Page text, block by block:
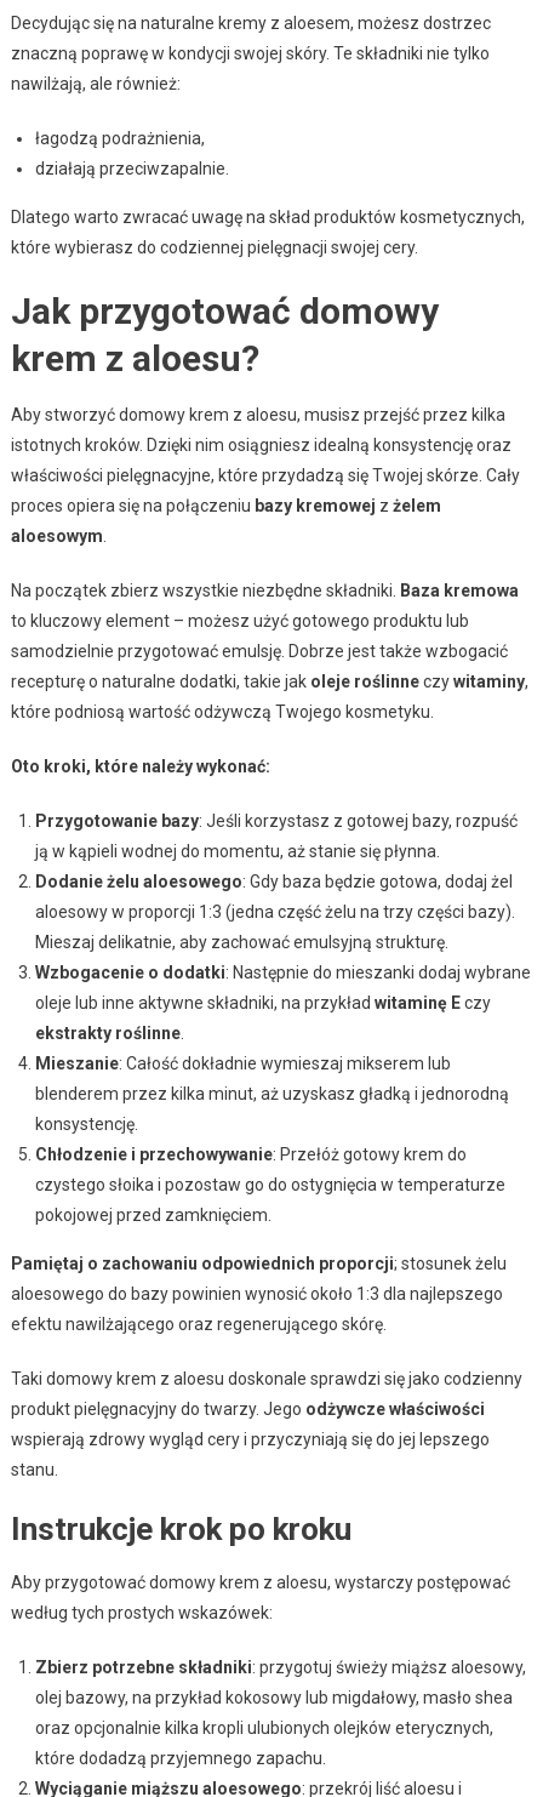
Decydując się na naturalne kremy z aloesem, możesz dostrzec
znaczną poprawę w kondycji swojej skóry. Te składniki nie tylko
nawilżają, ale również:
łagodzą podrażnienia,
działają przeciwzapalnie.
Dlatego warto zwracać uwagę na skład produktów kosmetycznych,
które wybierasz do codziennej pielęgnacji swojej cery.
Jak przygotować domowy
krem z aloesu?
Aby stworzyć domowy krem z aloesu, musisz przejść przez kilka
istotnych kroków. Dzięki nim osiągniesz idealną konsystencję oraz
właściwości pielęgnacyjne, które przydadzą się Twojej skórze. Cały
proces opiera się na połączeniu bazy kremowej z żelem
aloesowym
Na początek zbierz wszystkie niezbędne składniki.
Baza kremowa
to kluczowy element – możesz użyć gotowego produktu lub
samodzielnie przygotować emulsję. Dobrze jest także wzbogacić
recepturę o naturalne dodatki, takie jak oleje roślinneczywitaminy,
które podniosą wartość odżywczą Twojego kosmetyku.
Oto kroki, które należy wykonać:
Przygotowanie bazy: Jeśli korzystasz z gotowej bazy, rozpuść
ją w kąpieli wodnej do momentu, aż stanie się płynna.
Dodanie żelu aloesowego: Gdy baza będzie gotowa, dodaj żel
aloesowy w proporcji 1:3 (jedna część żelu na trzy części bazy).
Mieszaj delikatnie, aby zachować emulsyjną strukturę.
Wzbogacenie o dodatki: Następnie do mieszanki dodaj wybrane
oleje lub inne aktywne składniki, na przykład witaminę Eczy
ekstrakty roślinne.
Mieszanie: Całość dokładnie wymieszaj mikserem lub
blenderem przez kilka minut, aż uzyskasz gładką i jednorodną
konsystencję.
Chłodzenie i przechowywanie: Przełóż gotowy krem do
czystego słoika i pozostaw go do ostygnięcia w temperaturze
pokojowej przed zamknięciem.
Pamiętaj o zachowaniu odpowiednich proporcji; stosunek żelu
aloesowego do bazy powinien wynosić około 1:3 dla najlepszego
efektu nawilżającego oraz regenerującego skórę.
Taki domowy krem z aloesu doskonale sprawdzi się jako codzienny
produkt pielęgnacyjny do twarzy. Jego odżywcze właściwości
wspierają zdrowy wygląd cery i przyczyniają się do jej lepszego
stanu.
Instrukcje krok po kroku
Aby przygotować domowy krem z aloesu, wystarczy postępować
według tych prostych wskazówek:
Zbierz potrzebne składniki: przygotuj świeży miąższ aloesowy,
olej bazowy, na przykład kokosowy lub migdałowy, masło shea
oraz opcjonalnie kilka kropli ulubionych olejków eterycznych,
które dodadzą przyjemnego zapachu.
Wyciąganie miąższu aloesowego: przekrój liść aloesu i